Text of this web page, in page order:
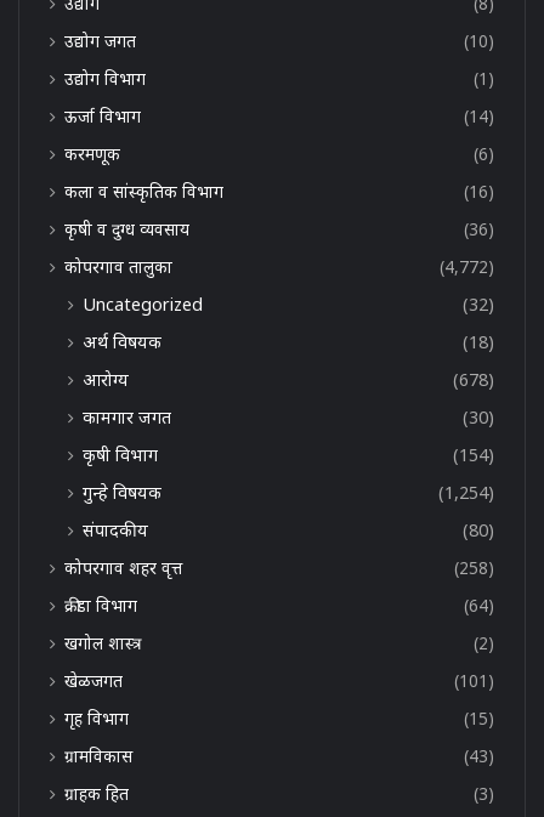
उद्योग जगत
(10)
उद्योग विभाग
(1)
ऊर्जा विभाग
(14)
करमणूक
(6)
कला व सांस्कृतिक विभाग
(16)
कृषी व दुग्ध व्यवसाय
(36)
कोपरगाव तालुका
(4,772)
Uncategorized
(32)
अर्थ विषयक
(18)
आरोग्य
(678)
कामगार जगत
(30)
कृषी विभाग
(154)
गुन्हे विषयक
(1,254)
संपादकीय
(80)
कोपरगाव शहर वृत्त
(258)
क्रीडा विभाग
(64)
खगोल शास्त्र
(2)
खेळजगत
(101)
गृह विभाग
(15)
ग्रामविकास
(43)
ग्राहक हित
(3)